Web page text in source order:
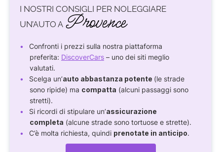
I NOSTRI CONSIGLI PER NOLEGGIARE
UN’AUTO A Provence
Confronti i prezzi sulla nostra piattaforma
preferita: DiscoverCars – uno dei siti meglio
valutati.
Scelga un’auto abbastanza potente (le strade
sono ripide) ma compatta (alcuni passaggi sono
stretti).
Si ricordi di stipulare un’assicurazione
completa (alcune strade sono tortuose e strette).
C’è molta richiesta, quindi prenotate in anticipo.